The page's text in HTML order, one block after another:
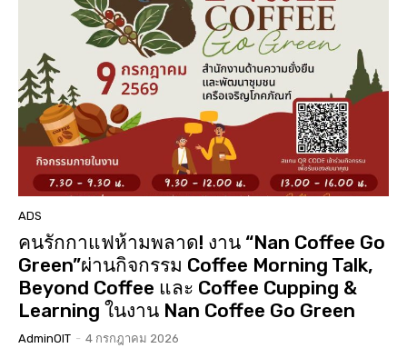
ADS
คนรักกาแฟห้ามพลาด! งาน “Nan Coffee Go
Green”ผ่านกิจกรรม Coffee Morning Talk,
Beyond Coffee และ Coffee Cupping &
Learning ในงาน Nan Coffee Go Green
AdminOIT - 4 กรกฎาคม 2026